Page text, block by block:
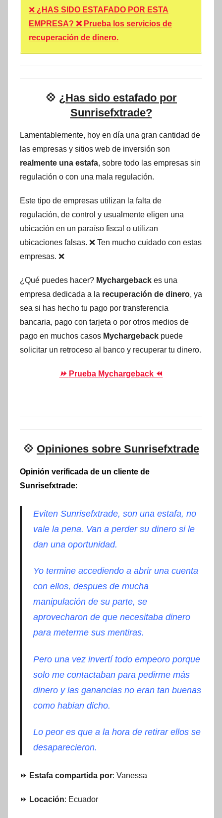
❌ ¿HAS SIDO ESTAFADO POR ESTA
EMPRESA? ❌ Prueba los servicios de
recuperación de dinero.
💠 ¿Has sido estafado por
Sunrisefxtrade?
Lamentablemente, hoy en día una gran cantidad de
las empresas y sitios web de inversión son
realmente una estafa, sobre todo las empresas sin
regulación o con una mala regulación.
Este tipo de empresas utilizan la falta de
regulación, de control y usualmente eligen una
ubicación en un paraíso fiscal o utilizan
ubicaciones falsas. ❌ Ten mucho cuidado con estas
empresas. ❌
¿Qué puedes hacer? Mychargeback es una
empresa dedicada a la recuperación de dinero, ya
sea si has hecho tu pago por transferencia
bancaria, pago con tarjeta o por otros medios de
pago en muchos casos Mychargeback puede
solicitar un retroceso al banco y recuperar tu dinero.
⏩ Prueba Mychargeback ⏪
💠 Opiniones sobre Sunrisefxtrade
Opinión verificada de un cliente de
Sunrisefxtrade:
Eviten Sunrisefxtrade, son una estafa, no
vale la pena. Van a perder su dinero si le
dan una oportunidad.
Yo termine accediendo a abrir una cuenta
con ellos, despues de mucha
manipulación de su parte, se
aprovecharon de que necesitaba dinero
para meterme sus mentiras.
Pero una vez invertí todo empeoro porque
solo me contactaban para pedirme más
dinero y las ganancias no eran tan buenas
como habian dicho.
Lo peor es que a la hora de retirar ellos se
desaparecieron.
⏩ Estafa compartida por: Vanessa
⏩ Locación: Ecuador